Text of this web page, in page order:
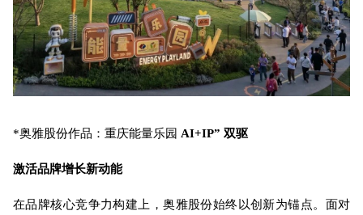
*奥雅股份作品：重庆能量乐园 AI+IP” 双驱
激活品牌增长新动能
在品牌核心竞争力构建上，奥雅股份始终以创新为锚点。面对